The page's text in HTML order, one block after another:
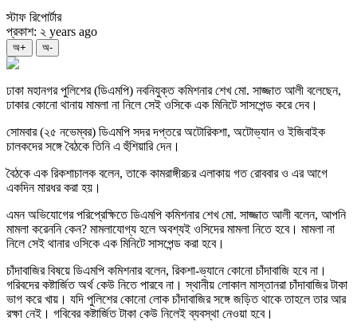
স্টাফ রিপোর্টার
প্রকাশ: ২ years ago
অ+ অ-
ঢাকা মহানগর পুলিশের (ডিএমপি) নবনিযুক্ত কমিশনার শেখ মো. সাজ্জাত আলী বলেছেন,
ঢাকার কোনো থানায় মামলা না নিলে সেই ওসিকে এক মিনিটে সাসপেন্ড করে দেব।
সোমবার (২৫ নভেম্বর) ডিএমপি সদর দপ্তরে অটোরিকশা, অটোভ্যান ও ইজিবাইক
চালকদের সঙ্গে বৈঠকে তিনি এ হুঁশিয়ারি দেন।
বৈঠকে এক রিকশাচালক বলেন, তাকে কামরাঙ্গীরচর এলাকায় গত রোববার ও এর আগে
একদিন মারধর করা হয়।
এমন অভিযোগের পরিপ্রেক্ষিতে ডিএমপি কমিশনার শেখ মো. সাজ্জাত আলী বলেন, আপনি
মামলা করেননি কেন? মামলাযোগ্য হলে অবশ্যই ওসিদের মামলা নিতে হবে। মামলা না
নিলে সেই থানার ওসিকে এক মিনিটে সাসপেন্ড করা হবে।
চাঁদাবাজির বিষয়ে ডিএমপি কমিশনার বলেন, রিকশা-ভ্যানে কোনো চাঁদাবাজি হবে না।
গরিবদের কষ্টার্জিত অর্থ কেউ নিতে পারবে না। স্থানীয় লোকাল মাস্তানরা চাঁদাবাজির টাকা
ভাগ করে খায়। যদি পুলিশের কোনো লোক চাঁদাবাজির সঙ্গে জড়িত থাকে তাহলে তার আর
রক্ষা নেই। গবিবের কষ্টার্জিত টাকা কেউ নিলেই ব্যবস্থা নেওয়া হবে।